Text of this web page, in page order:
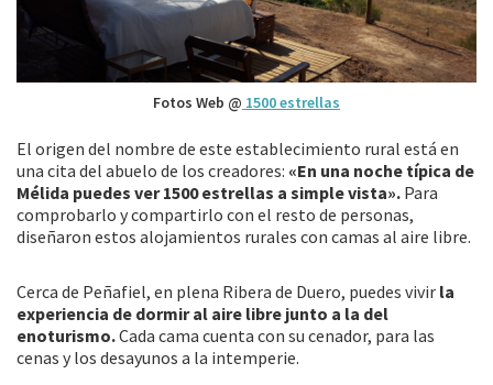
Fotos Web @ 1500 estrellas
El origen del nombre de este establecimiento rural está en
una cita del abuelo de los creadores: «En una noche típica de
Mélida puedes ver 1500 estrellas a simple vista». Para
comprobarlo y compartirlo con el resto de personas,
diseñaron estos alojamientos rurales con camas al aire libre.
Cerca de Peñafiel, en plena Ribera de Duero, puedes vivir la
experiencia de dormir al aire libre junto a la del
enoturismo.Cada cama cuenta con su cenador, para las
cenas y los desayunos a la intemperie.